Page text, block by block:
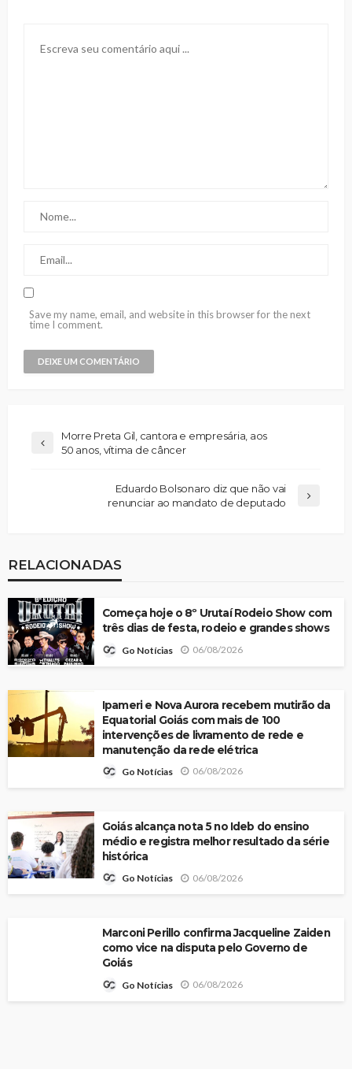
Save my name, email, and website in this browser for the next
time I comment.
Morre Preta Gil, cantora e empresária, aos
50 anos, vítima de câncer
Eduardo Bolsonaro diz que não vai
renunciar ao mandato de deputado
RELACIONADAS
Começa hoje o 8º Urutaí Rodeio Show com
três dias de festa, rodeio e grandes shows
Go Notícias 06/08/2026
Ipameri e Nova Aurora recebem mutirão da
Equatorial Goiás com mais de 100
intervenções de livramento de rede e
manutenção da rede elétrica
Go Notícias 06/08/2026
Goiás alcança nota 5 no Ideb do ensino
médio e registra melhor resultado da série
histórica
Go Notícias 06/08/2026
Marconi Perillo confirma Jacqueline Zaiden
como vice na disputa pelo Governo de
Goiás
Go Notícias 06/08/2026